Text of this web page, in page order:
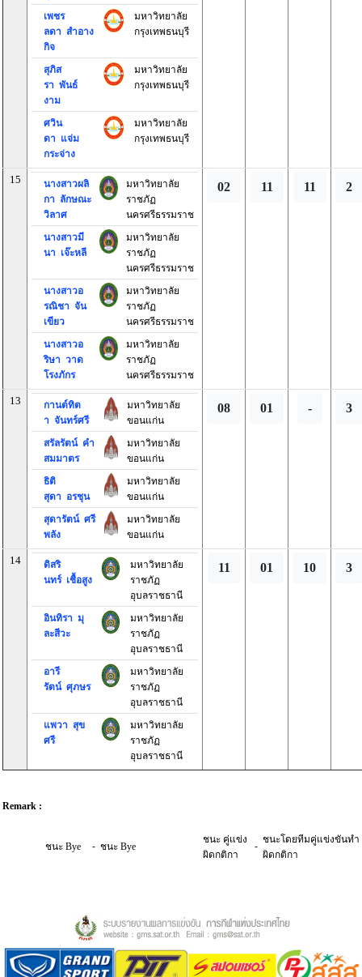
เพชร
ลดา สำอาง
กิจ
มหาวิทยาลัย
กรุงเทพธนบุรี
สุภิส
รา พันธ์
งาม
มหาวิทยาลัย
กรุงเทพธนบุรี
ศวิน
ดา แจ่ม
กระจ่าง
มหาวิทยาลัย
กรุงเทพธนบุรี
15
นางสาวผลิ
กา ลักษณะ
วิลาศ
มหาวิทยาลัย
ราชภัฏ
นครศรีธรรมราช
นางสาวมี
นา เจ๊ะหลี
มหาวิทยาลัย
ราชภัฏ
นครศรีธรรมราช
นางสาวอ
รณิชา จัน
เขียว
มหาวิทยาลัย
ราชภัฏ
นครศรีธรรมราช
นางสาวอ
ริษา วาด
โรงภักร
มหาวิทยาลัย
ราชภัฏ
นครศรีธรรมราช
02 11 11 2
13
กานต์ทิต
า จันทร์ศรี
มหาวิทยาลัย
ขอนแก่น
สรัลรัตน์ คำ
สมมาตร
มหาวิทยาลัย
ขอนแก่น
ธิติ
สุดา อรชุน
มหาวิทยาลัย
ขอนแก่น
สุดารัตน์ ศรี
พลัง
มหาวิทยาลัย
ขอนแก่น
08 01 - 3
14
ดิสริ
นทร์ เชื้อสูง
มหาวิทยาลัย
ราชภัฏ
อุบลราชธานี
อินทิรา มุ
ละสีวะ
มหาวิทยาลัย
ราชภัฏ
อุบลราชธานี
อารี
รัตน์ ศุภษร
มหาวิทยาลัย
ราชภัฏ
อุบลราชธานี
แพวา สุข
ศรี
มหาวิทยาลัย
ราชภัฏ
อุบลราชธานี
11 01 10 3
Remark :
ชนะ Bye - ชนะ Bye
ชนะ คู่แข่ง
ผิดกติกา
-
ชนะโดยทีมคู่แข่งขันทำ
ผิดกติกา